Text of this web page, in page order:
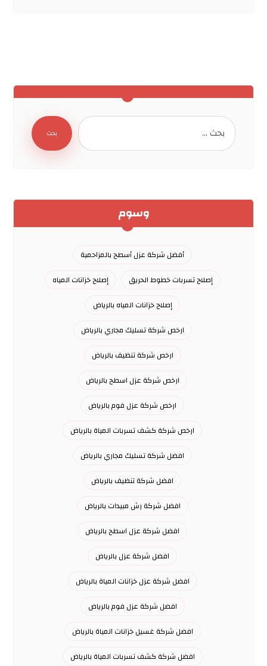
وسوم
أفضل شركة عزل أسطح بالمزاحمية
إصلاح تسربات خطوط الحريق
إصلاح خزانات المياه
إصلاح خزانات المياه بالرياض
ارخص شركة تسليك مجاري بالرياض
ارخص شركة تنظيف بالرياض
ارخص شركة عزل اسطح بالرياض
ارخص شركة عزل فوم بالرياض
ارخص شركة كشف تسربات المياة بالرياض
افضل شركة تسليك مجاري بالرياض
افضل شركة تنظيف بالرياض
افضل شركة رش مبيدات بالرياض
افضل شركة عزل اسطح بالرياض
افضل شركة عزل بالرياض
افضل شركة عزل خزانات المياة بالرياض
افضل شركة عزل فوم بالرياض
افضل شركة غسيل خزانات المياة بالرياض
افضل شركة كشف تسربات المياة بالرياض